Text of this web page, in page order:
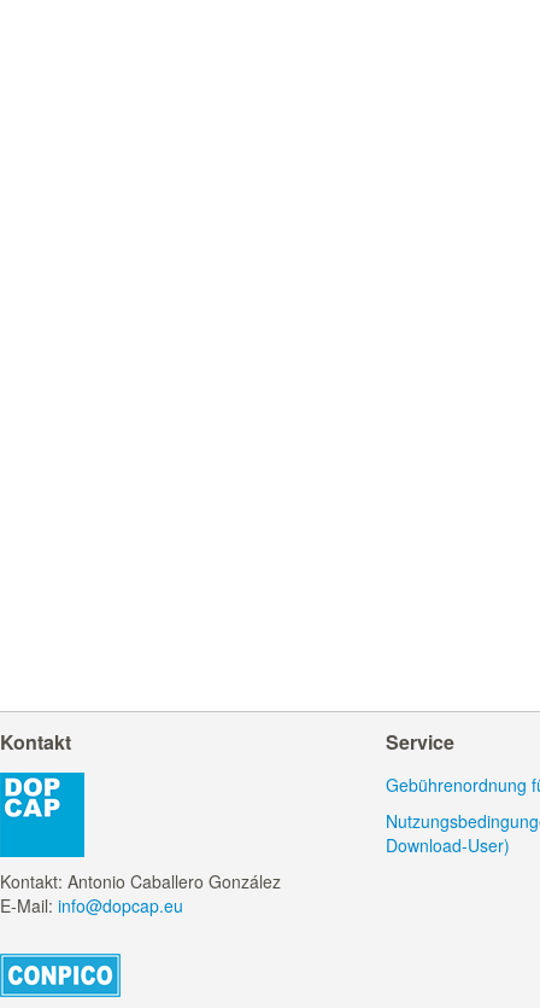
Kontakt
Kontakt: Antonio Caballero González
E-Mail: info@dopcap.eu
Service
Gebührenordnung
Download-User)